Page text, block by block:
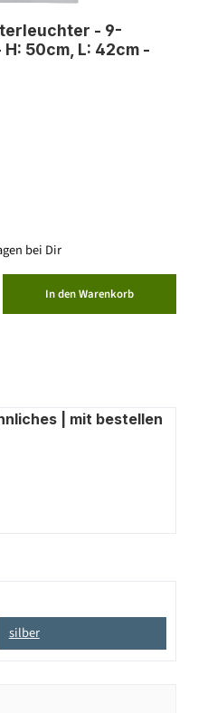
- 9-
50cm, L: 42cm -
bei Dir
In den Warenkorb
| mit bestellen
silber